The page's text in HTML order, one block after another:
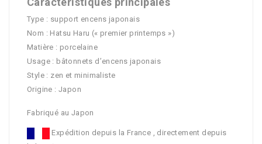
Type : support encens japonais
Nom : Hatsu Haru (« premier printemps »)
Matière : porcelaine
Usage : bâtonnets d’encens japonais
Style : zen et minimaliste
Origine : Japon
Fabriqué au Japon
Expédition depuis la France , directement depuis